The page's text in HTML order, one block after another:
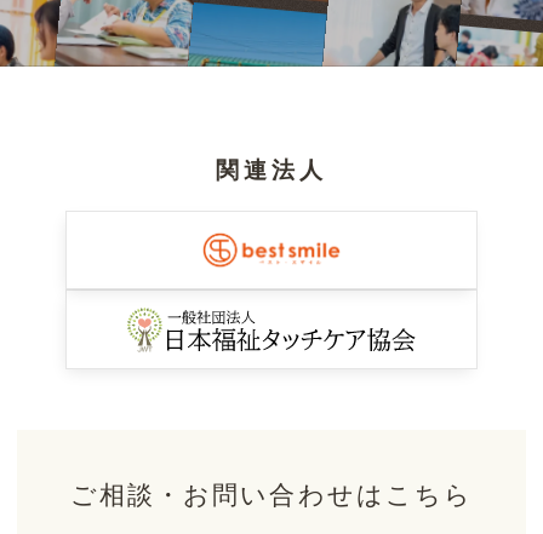
関連法人
ご相談・お問い合わせはこちら